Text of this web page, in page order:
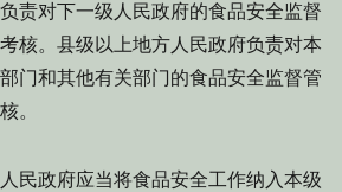
责对下一级人民政府的食品安全监督
核。县级以上地方人民政府负责对本
门和其他有关部门的食品安全监督管
。
政府应当将食品安全工作纳入本级